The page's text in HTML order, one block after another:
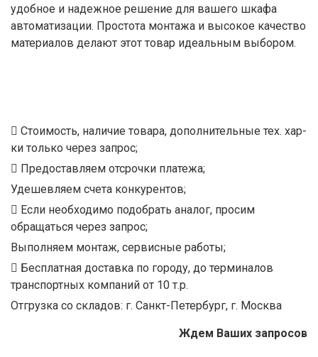
удобное и надежное решение для вашего шкафа
автоматизации. Простота монтажа и высокое качество
материалов делают этот товар идеальным выбором.
Стоимость, наличие товара, дополнительные тех. хар-
ки только через запрос;
Предоставляем отсрочки платежа;
Удешевляем счета конкурентов;
Если необходимо подобрать аналог, просим
обращаться через запрос;
Выполняем монтаж, сервисные работы;
Бесплатная доставка по городу, до терминалов
транспортных компаний от 10 т.р.
Отгрузка со складов: г. Санкт-Петербург, г. Москва
Ждем Ваших запросов